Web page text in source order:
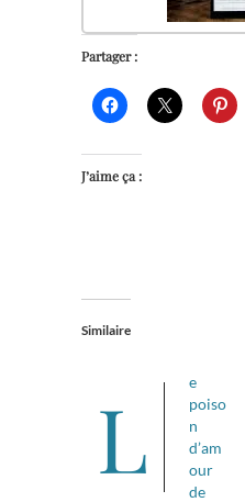
Partager :
J’aime ça :
Similaire
L
e
poiso
n
d’am
our
de